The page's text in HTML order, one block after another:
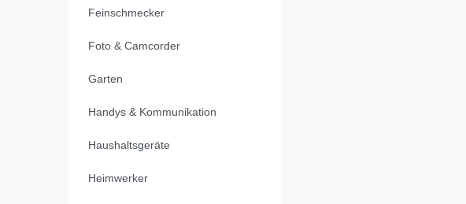
Feinschmecker
Foto & Camcorder
Garten
Handys & Kommunikation
Haushaltsgeräte
Heimwerker